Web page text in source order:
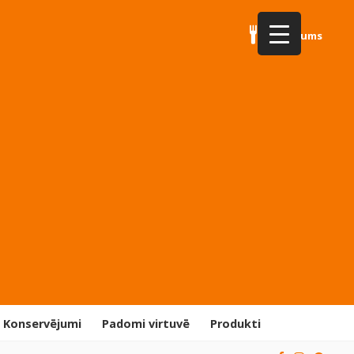
Par mums
Konservējumi Padomi virtuvē Produkti